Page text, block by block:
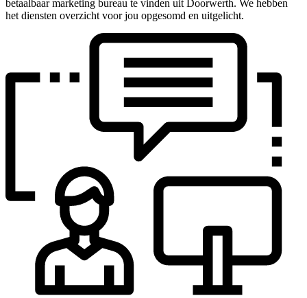
betaalbaar marketing bureau te vinden uit Doorwerth. We hebben
het diensten overzicht voor jou opgesomd en uitgelicht.